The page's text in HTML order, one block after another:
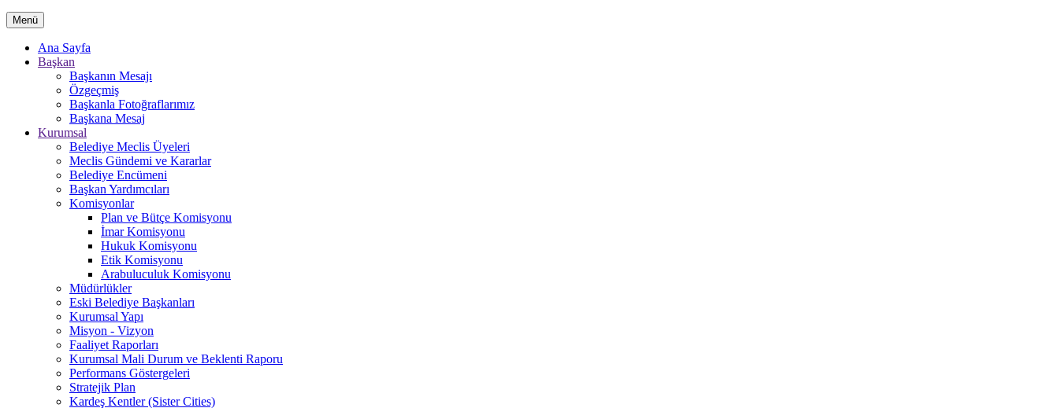
Menü
Ana Sayfa
Başkan
Başkanın Mesajı
Özgeçmiş
Başkanla Fotoğraflarımız
Başkana Mesaj
Kurumsal
Belediye Meclis Üyeleri
Meclis Gündemi ve Kararlar
Belediye Encümeni
Başkan Yardımcıları
Komisyonlar
Plan ve Bütçe Komisyonu
İmar Komisyonu
Hukuk Komisyonu
Etik Komisyonu
Arabuluculuk Komisyonu
Müdürlükler
Eski Belediye Başkanları
Kurumsal Yapı
Misyon - Vizyon
Faaliyet Raporları
Kurumsal Mali Durum ve Beklenti Raporu
Performans Göstergeleri
Stratejik Plan
Kardeş Kentler (Sister Cities)